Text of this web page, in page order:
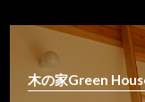
木の家Green